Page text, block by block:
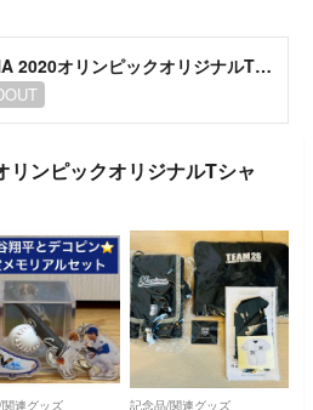
【未使用】ANA 2020オリンピックオリジナルTシャツ
リンピックオリジナルTシャ
連グッズ 記念品/関連グッズ